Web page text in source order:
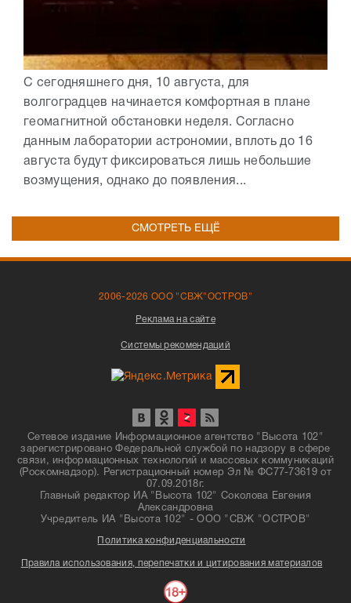
С сегодняшнего дня, 10 августа, для
волгоградцев начинается комфортная в плане
геомагнитной обстановки неделя. Согласно
данным лаборатории астрономии, вплоть до 16
августа будут фиксироваться лишь небольшие
возмущения, однако до появления...
СМОТРЕТЬ ЕЩЁ
2006-2026 ООО "СВЖ"ОСТРОВ"
Реклама на сайте
Системы рекомендаций
Сетевое издание Информационное агентство "Высота 102"
зарегистрировано Федеральной службой по надзору в сфере
связи, информационных технологий и массовых коммуникаций
(Роскомнадзор). Регистрационный номер Эл № ФС77-73619 от
07.09.2018г.
Главный редактор ИА "Высота 102" Соколова Евгения
Александровна
Учредитель ИА "Высота 102" - ООО "СВЖ "ОСТРОВ"
Политика конфиденциальности
Правила использования, перепечатки и цитирования материалов